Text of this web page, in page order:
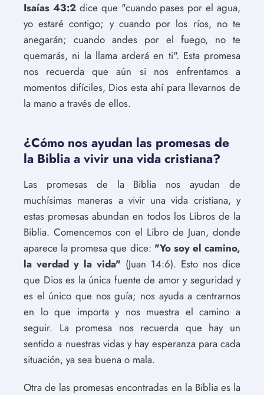
Isaías 43:2dice que "cuando pases por el agua,
yo estaré contigo; y cuando por los ríos, no te
anegarán; cuando andes por el fuego, no te
quemarás, ni la llama arderá en ti". Esta promesa
nos recuerda que aún si nos enfrentamos a
momentos difíciles, Dios esta ahí para llevarnos de
la mano a través de ellos.
¿Cómo nos ayudan las promesas de
la Biblia a vivir una vida cristiana?
Las promesas de la Biblia nos ayudan de
muchísimas maneras a vivir una vida cristiana, y
estas promesas abundan en todos los Libros de la
Biblia. Comencemos con el Libro de Juan, donde
aparece la promesa que dice: "Yo soy el camino,
la verdad y la vida" (Juan 14:6). Esto nos dice
que Dios es la única fuente de amor y seguridad y
es el único que nos guía; nos ayuda a centrarnos
en lo que importa y nos muestra el camino a
seguir. La promesa nos recuerda que hay un
sentido a nuestras vidas y hay esperanza para cada
situación, ya sea buena o mala.
Otra de las promesas encontradas en la Biblia es la